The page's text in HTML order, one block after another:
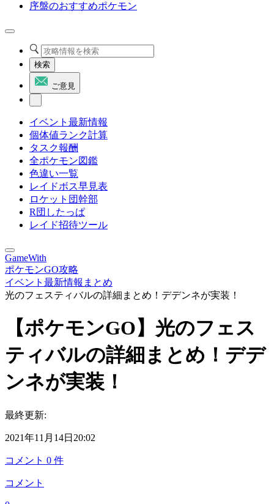
序盤のおすすめポケモン
検索
ご意見
イベント最新情報
個体値ランク計算
タスク報酬
全ポケモン図鑑
色違い一覧
レイドボス早見表
ロケット団幹部
R団したっぱ
レイド招待ツール
GameWith
ポケモンGO攻略
イベント最新情報まとめ
光のフェスティバルの詳細まとめ！デデンネが実装！
【ポケモンGO】光のフェス
ティバルの詳細まとめ！デデ
ンネが実装！
最終更新:
2021年11月14日20:02
コメント 0 件
コメント